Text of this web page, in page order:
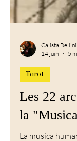
Calista Bellini